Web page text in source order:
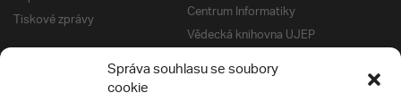
Správa souhlasu se soubory
cookie
Tiskové zprávy
Centrum Informatiky
Vědecká knihovna UJEP
Správa kolejí a menz
Univerzitní centrum podpory